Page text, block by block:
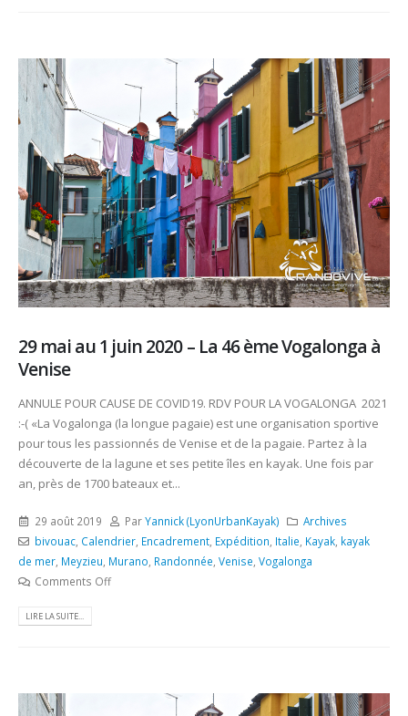
29 mai au 1 juin 2020 – La 46 ème Vogalonga à
Venise
ANNULE POUR CAUSE DE COVID19. RDV POUR LA VOGALONGA 2021
:-( «La Vogalonga (la longue pagaie) est une organisation sportive
pour tous les passionnés de Venise et de la pagaie. Partez à la
découverte de la lagune et ses petite îles en kayak. Une fois par
an, près de 1700 bateaux et...
29 août 2019 ParYannick (LyonUrbanKayak)
Archives
bivouac, Calendrier, Encadrement, Expédition Italie Kayak, kayak
de mer Meyzieu Murano Randonnée Venise Vogalonga
Comments Off
LIRE LA SUITE...